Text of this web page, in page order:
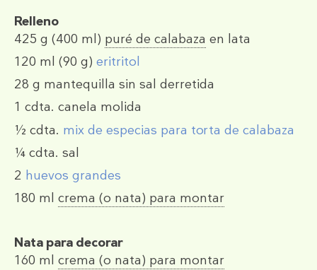
Relleno
425 g (400 ml) puré de calabaza en lata
120 ml (90 g) eritritol
28 g mantequilla sin sal derretida
1 cdta. canela molida
½ cdta. mix de especias para torta de calabaza
¼ cdta. sal
2 huevos grandes
180 ml crema (o nata) para montar
Nata para decorar
160 ml crema (o nata) para montar